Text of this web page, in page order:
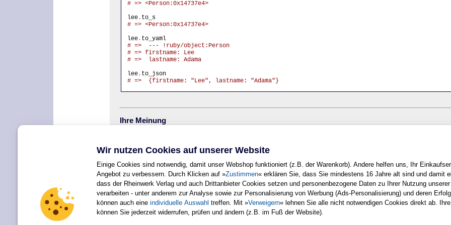
Wir nutzen Cookies auf unserer Website
Einige Cookies sind notwendig, damit unser Webshop funktioniert (z.B. der Warenkorb). Andere helfen uns, Ihr
Angebot zu verbessern. Durch Klicken auf »Zustimmen« erklären Sie, dass Sie mindestens 16 Jahre alt sind und damit
dass der Rheinwerk Verlag und auch Drittanbieter Cookies setzen und personenbezogene Daten zu Ihrer Nutzung
verarbeiten - unter anderem zur Analyse sowie zur Personalisierung von Werbung (Ads-Personalisierung) und deren
können auch eine individuelle Auswahl treffen. Mit »Verweigern« lehnen Sie alle nicht notwendigen Cookies direkt ab.
können Sie jederzeit widerrufen, prüfen und ändern (z.B. im Fuß der Website).
# => <Person:0x14737e4>
lee. to_s
# => <Person:0x14737e4>
lee. to_yaml
# =>  --- !ruby/object:Person
# => firstname: Lee
# =>  lastname: Adama
lee. to_json
# =>  {firstname: "Lee", lastname: "Adama"}
Ihre Meinung
<< zurück <top>
Copyright © Rheinwerk Verlag GmbH 2008
Für Ihren privaten Gebrauch dürfen Sie die Online-Version natürlich ausdrucken. Ansonsten unterliegt das Openbook denselben Bestimmungen,
urheberrechtlich geschützt.
Alle Rechte vorbehalten einschließlich der Vervielfältigung, Übersetzung, Mikroverfilmung sowie Einspeicherung und